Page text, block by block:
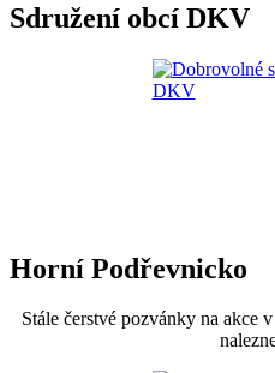
Sdružení obcí DKV
Horní Podřevnicko
Stále čerstvé pozvánky na akce